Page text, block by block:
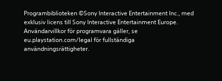
Programbiblioteken ©Sony Interactive Entertainment Inc., med
exklusiv licens till Sony Interactive Entertainment Europe.
Användarvillkor för programvara gäller, se
eu.playstation.com/legal för fullständiga
användningsrättigheter.